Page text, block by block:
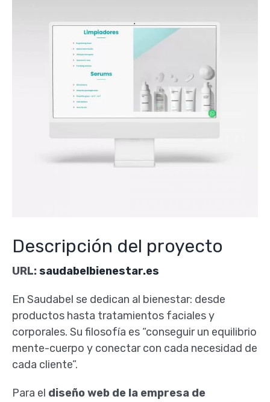
Descripción del proyecto
URL:saudabelbienestar.es
En Saudabel se dedican al bienestar: desde
productos hasta tratamientos faciales y
corporales. Su filosofía es “conseguir un equilibrio
mente-cuerpo y conectar con cada necesidad de
cada cliente”.
Para el diseño web de la empresa de